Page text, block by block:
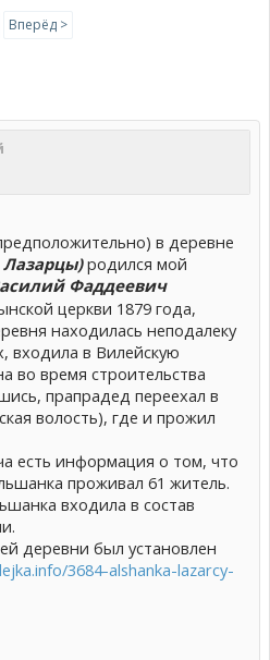
Вперёд >
в деревне
родился мой
Фаддеевич
церкви 1879 года,
находилась неподалеку
входила в Вилейскую
во время строительства
прапрадед переехал в
волость), где и прожил
есть информация о том, что
проживал 61 житель.
входила в состав
деревни был установлен
3684-alshanka-lazarcy-